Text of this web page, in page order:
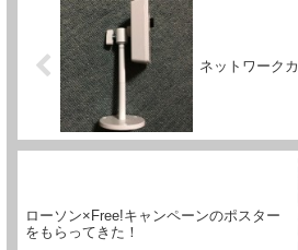
ネットワーク
ローソン×Free!キャンペーンのポスター
をもらってきた！